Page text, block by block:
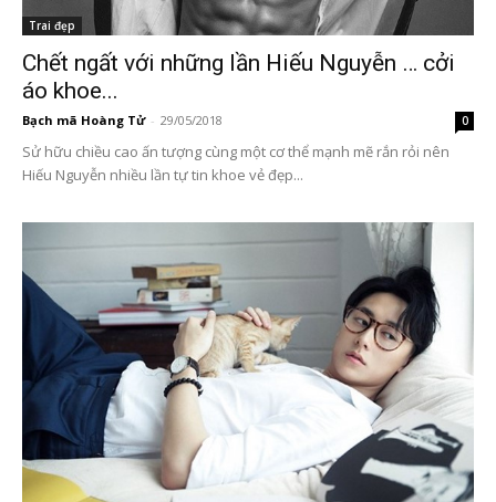
Trai đẹp
Chết ngất với những lần Hiếu Nguyễn … cởi
áo khoe...
Bạch mã Hoàng Tử - 29/05/2018 0
Sử hữu chiều cao ấn tượng cùng một cơ thể mạnh mẽ rắn rỏi nên
Hiếu Nguyễn nhiều lần tự tin khoe vẻ đẹp...